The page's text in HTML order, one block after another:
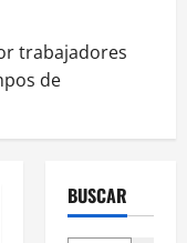
trabajadores
de
BUSCAR